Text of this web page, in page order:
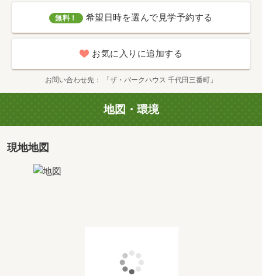
無料！ 希望日時を選んで見学予約する
お気に入りに追加する
お問い合わせ先 「ザ・パークハウス 千代田三番町」
地図・環境
現地地図